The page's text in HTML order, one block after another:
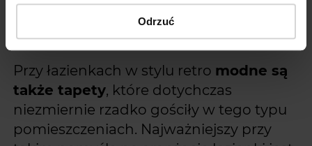
Odrzuć
fioletem lub turkusem albo
pomarańczowego z beżowym).
Przy łazienkach w stylu retro modne są
także tapety, które dotychczas
niezmiernie rzadko gościły w tego typu
pomieszczeniach. Najważniejszy przy